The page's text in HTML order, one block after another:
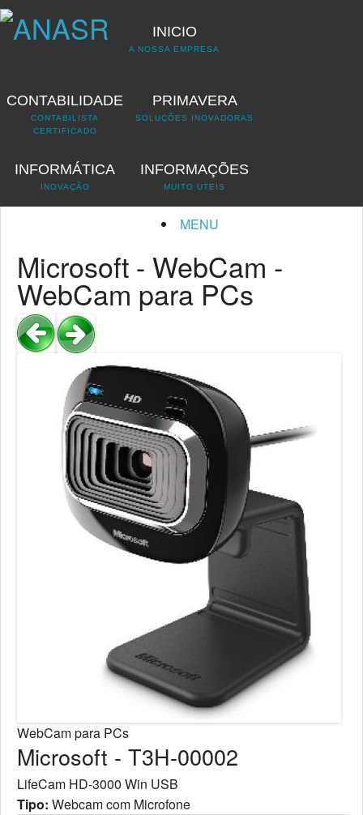
INICIO
A NOSSA EMPRESA
CONTABILIDADE
CONTABILISTA
CERTIFICADO
PRIMAVERA
SOLUÇÕES INOVADORAS
INFORMÁTICA
INOVAÇÃO
INFORMAÇÕES
MUITO UTEIS
ANASR CATALOGO WEBCAM WEBCAM PARA PCS
WebCam para PCs
ANASR
MENU
Microsoft - WebCam -
WebCam para PCs
WebCam para PCs
Microsoft - T3H-00002
LifeCam HD-3000 Win USB
Tipo: Webcam com Microfone